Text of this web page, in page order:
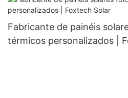
Fabricante de painéis
térmicos personalizados |